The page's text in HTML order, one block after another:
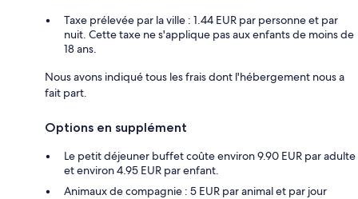
Taxe prélevée par la ville : 1.44 EUR par personne et par
nuit. Cette taxe ne s'applique pas aux enfants de moins de
18 ans.
Nous avons indiqué tous les frais dont l'hébergement nous a
fait part.
Options en supplément
Le petit déjeuner buffet coûte environ 9.90 EUR par adulte
et environ 4.95 EUR par enfant.
Animaux de compagnie : 5 EUR par animal et par jour